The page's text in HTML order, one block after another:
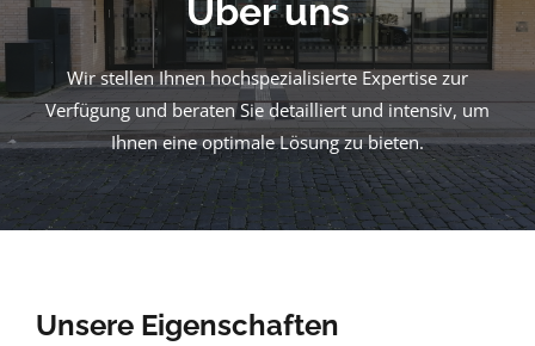
Über uns
Wir stellen Ihnen hochspezialisierte Expertise zur
Verfügung und beraten Sie detailliert und intensiv, um
Ihnen eine optimale Lösung zu bieten.
Unsere Eigenschaften